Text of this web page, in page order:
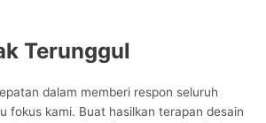
Terunggul
dalam memberi respon seluruh
fokus kami. Buat hasilkan terapan desain